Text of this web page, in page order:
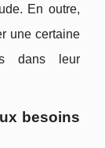
En outre,
une certaine
dans leur
besoins